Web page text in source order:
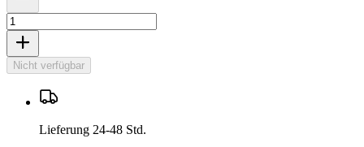
Nicht verfügbar
Lieferung 24-48 Std.